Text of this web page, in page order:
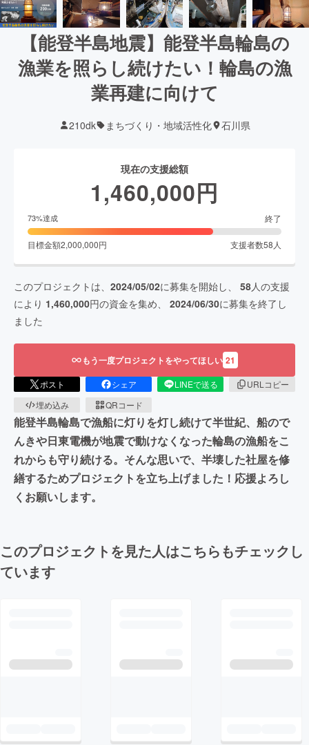
【能登半島地震】能登半島輪島の
漁業を照らし続けたい！輪島の漁
業再建に向けて
210dk まちづくり・地域活性化 石川県
現在の支援総額
1,460,000円
73%達成 終了
目標金額2,000,000円 支援者数58 人
このプロジェクトは、 2024/05/02に募集を開始し、 58人の支援
により 1,460,000円の資金を集め、 2024/06/30に募集を終了し
ました
もう一度プロジェクトをやってほしい 21
ポスト シェア LINEで送る
URLコピー
埋め込み
QRコード
能登半島輪島で漁船に灯りを灯し続けて半世紀、船ので
んきや日東電機が地震で動けなくなった輪島の漁船をこ
れからも守り続ける。そんな思いで、半壊した社屋を修
繕するためプロジェクトを立ち上げました！応援よろし
くお願いします。
このプロジェクトを見た人はこちらもチェックし
ています